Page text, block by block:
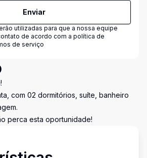
Enviar
utilizadas para que a nossa equipe
de acordo com a política de
de serviço
com 02 dormitórios, suíte, banheiro
perca esta oportunidade!